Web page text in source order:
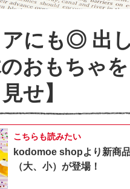
にも◎ 出
おもちゃ
せ】
こちらも読みたい
kodomoe shopより新商
（大、小）が登場！